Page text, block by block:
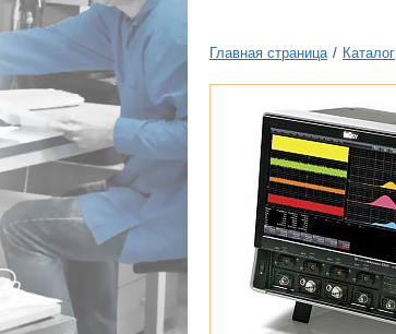
Главная страница / Каталог